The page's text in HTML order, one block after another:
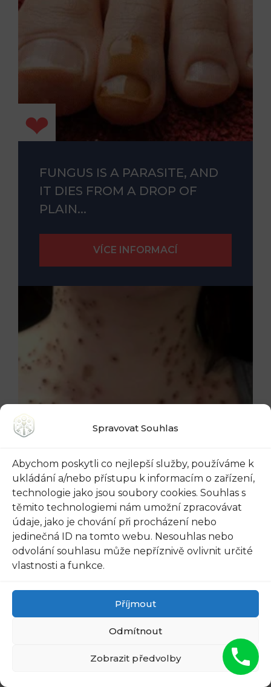
Spravovat Souhlas
Abychom poskytli co nejlepší služby, používáme k
ukládání a/nebo přístupu k informacím o zařízení,
technologie jako jsou soubory cookies. Souhlas s
těmito technologiemi nám umožní zpracovávat
údaje, jako je chování při procházení nebo
jedinečná ID na tomto webu. Nesouhlas nebo
odvolání souhlasu může nepříznivě ovlivnit určité
vlastnosti a funkce.
Příjmout
Odmítnout
Zobrazit předvolby
FUNGUS IS A PARASITE, AND
IT DIES FROM A DROP OF
PLAIN...
FIND PAPILLOMAS ON YOUR
NECK OR ARMPIT? IT'S THE
FIRST STAGE OF...